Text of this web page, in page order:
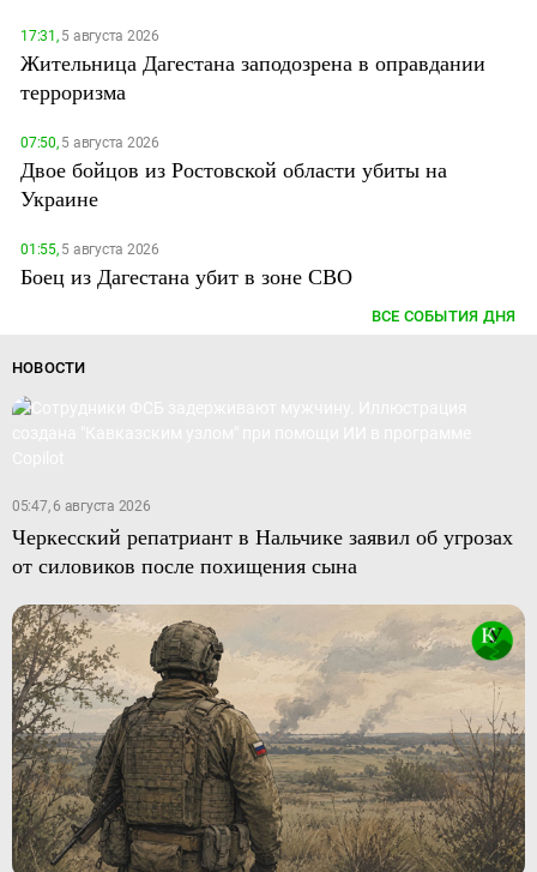
17:31,5 августа 2026
Жительница Дагестана заподозрена в оправдании
терроризма
07:50,5 августа 2026
Двое бойцов из Ростовской области убиты на
Украине
01:55,5 августа 2026
Боец из Дагестана убит в зоне СВО
ВСЕ СОБЫТИЯ ДНЯ
НОВОСТИ
05:47, 6 августа 2026
Черкесский репатриант в Нальчике заявил об угрозах
от силовиков после похищения сына